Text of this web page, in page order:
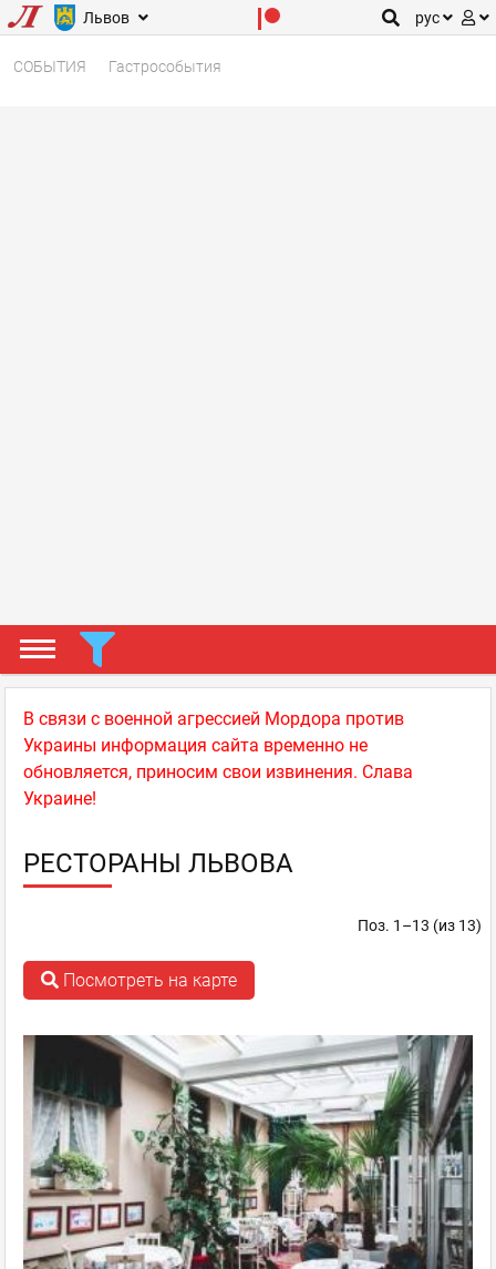
Львов рус
СОБЫТИЯ Гастрособытия
В связи с военной агрессией Мордора против
Украины информация сайта временно не
обновляется, приносим свои извинения. Слава
Украине!
РЕСТОРАНЫ ЛЬВОВА
Поз. 1–13 (из 13)
Посмотреть на карте